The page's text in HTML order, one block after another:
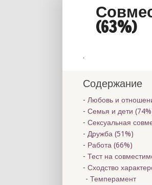
(63%)
.
Содержание
Любовь и
Семья и дети
Сексуальная
Дружба (51%)
Работа (66%)
Тест на
Сходство
Темперамент